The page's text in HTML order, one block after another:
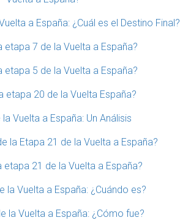
a España: ¿Cuál es el Destino Final?
etapa 7 de la Vuelta a España?
etapa 5 de la Vuelta a España?
etapa 20 de la Vuelta España?
Vuelta a España: Un Análisis
la Etapa 21 de la Vuelta a España?
etapa 21 de la Vuelta a España?
la Vuelta a España: ¿Cuándo es?
la Vuelta a España: ¿Cómo fue?